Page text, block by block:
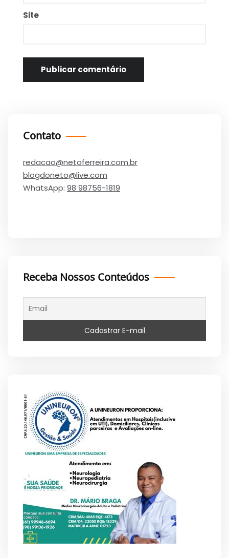
Site
Contato
redacao@netoferreira.com.br
blogdoneto@live.com
WhatsApp: 98 98756-1819
Receba Nossos Conteúdos